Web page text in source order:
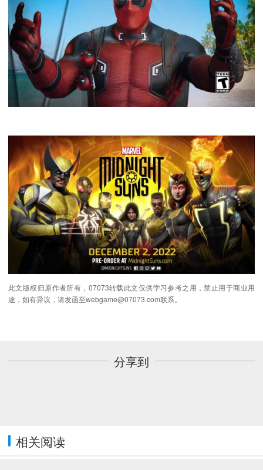
此文版权归原作者所有，07073转载此文仅供学习参考之用，禁止用于商业用
途，如有异议，请发函至webgame@07073.com联系。
分享到
相关阅读